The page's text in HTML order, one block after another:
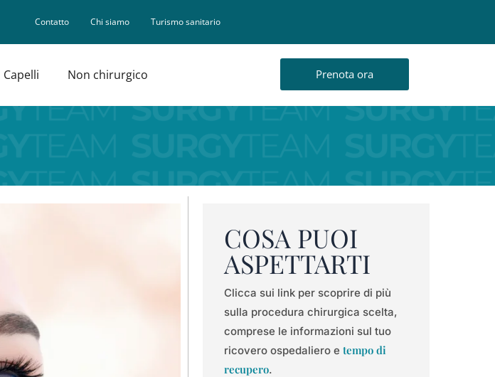
Contatto Chi siamo Turismo sanitario
Capelli Non chirurgico Prenota ora
COSA PUOI
ASPETTARTI
Clicca sui link per scoprire di più
sulla procedura chirurgica scelta,
comprese le informazioni sul tuo
ricovero ospedaliero e tempo di
recupero.